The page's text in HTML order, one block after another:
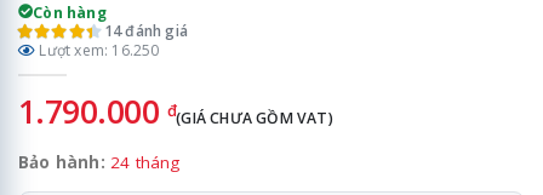
Còn hàng
14 đánh giá
Lượt xem: 16.250
1.790.000 đ(GIÁ CHƯA GỒM VAT)
Bảo hành: 24 tháng